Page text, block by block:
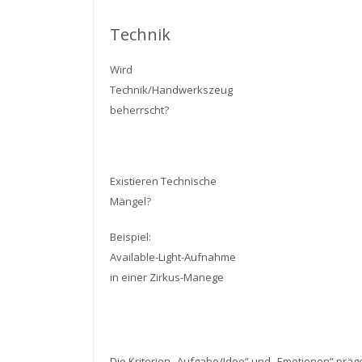
Technik
Wird
Technik/Handwerkszeug
beherrscht?
Existieren Technische
Mängel?
Beispiel:
Available-Light-Aufnahme
in einer Zirkus-Manege